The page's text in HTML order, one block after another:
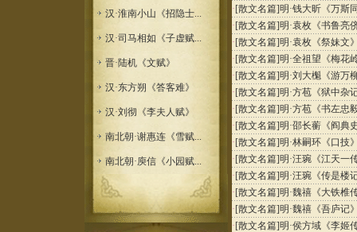
汉·淮南小山《招隐士...
汉·司马相如《子虚赋...
晋·陆机《文赋》
汉·东方朔《答客难》
汉·刘彻《李夫人赋》
南北朝·谢惠连《雪赋...
南北朝·庾信《小园赋...
·[散文名篇]明·钱大昕《万斯
·[散文名篇]明·袁枚《书鲁亮
·[散文名篇]明·袁枚《祭妹文
·[散文名篇]明·全祖望《梅花
·[散文名篇]明·刘大櫆《游万
·[散文名篇]明·方苞《狱中杂
·[散文名篇]明·方苞《书左忠
·[散文名篇]明·邵长蘅《阎典
·[散文名篇]明·林嗣环《口技
·[散文名篇]明·汪琬《江天一
·[散文名篇]明·汪琬《传是楼
·[散文名篇]明·魏禧《大铁椎
·[散文名篇]明·魏禧《吾庐记
·[散文名篇]明·侯方域《李姬